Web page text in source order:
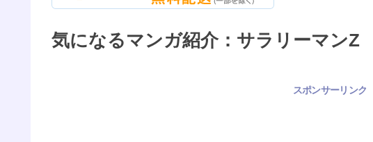
気になるマンガ紹介：サラリーマンZ
スポンサーリンク